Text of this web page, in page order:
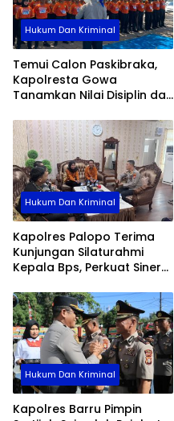
Hukum Dan Kriminal
Temui Calon Paskibraka,
Kapolresta Gowa
Tanamkan Nilai Disiplin dan
Hukum Dan Kriminal
Kapolres Palopo Terima
Kunjungan Silaturahmi
Kepala Bps, Perkuat Sinergi
Hukum Dan Kriminal
Kapolres Barru Pimpin